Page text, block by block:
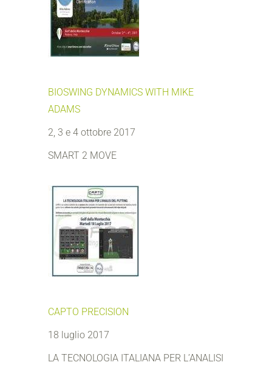
BIOSWING DYNAMICS WITH MIKE
ADAMS
2, 3 e 4 ottobre 2017
SMART 2 MOVE
CAPTO PRECISION
18 luglio 2017
LA TECNOLOGIA ITALIANA PER L’ANALISI